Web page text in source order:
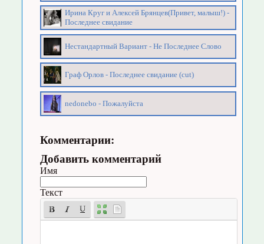
Ирина Круг и Алексей Брянцев(Привет, малыш!) -
Последнее свидание
Нестандартный Вариант - Не Последнее Слово
Граф Орлов - Последнее свидание (cut)
nedonebo - Пожалуйста
Комментарии:
Добавить комментарий
Имя
Текст